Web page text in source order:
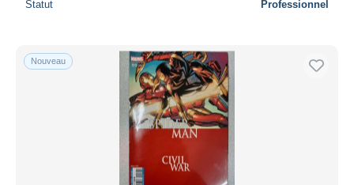
Statut Professionnel
Nouveau